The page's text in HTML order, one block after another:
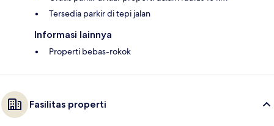
Tersedia parkir di tepi jalan
Informasi lainnya
Properti bebas-rokok
Fasilitas properti